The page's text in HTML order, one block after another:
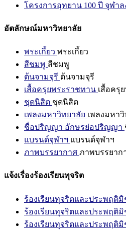
โครงการอุทยาน 100 ปี จุฬา
อัตลักษณ์มหาวิทยาลัย
พระเกี้ยว พระเกี้ยว
สีชมพู สีชมพู
ต้นจามจุรี ต้นจามจุรี
เสื้อครุยพระราชทาน เสื้อครุ
ชุดนิสิต ชุดนิสิต
เพลงมหาวิทยาลัย เพลงมหา
ชื่อปริญญา อักษรย่อปริญญา
แบรนด์จุฬาฯ แบรนด์จุฬาฯ
ภาพบรรยากาศ ภาพบรรยาก
แจ้งเรื่องร้องเรียนทุจริต
ร้องเรียนทุจริตและประพฤติ
ร้องเรียนทุจริตและประพฤติ
ร้องเรียนทุจริตและประพฤติ